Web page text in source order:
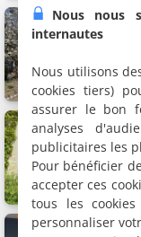
5.7 km
5.9 km
Nous nous
internautes
Nous utilisons
cookies tiers)
assurer le bon
analyses
publicitaires les
Pour bénéficier
accepter ces
tous les
personnaliser